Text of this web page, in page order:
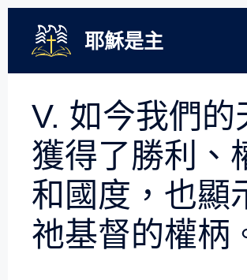
要
耶穌是主
V. 如今我們的
獲得了勝利、
和國度，也顯
祂基督的權柄